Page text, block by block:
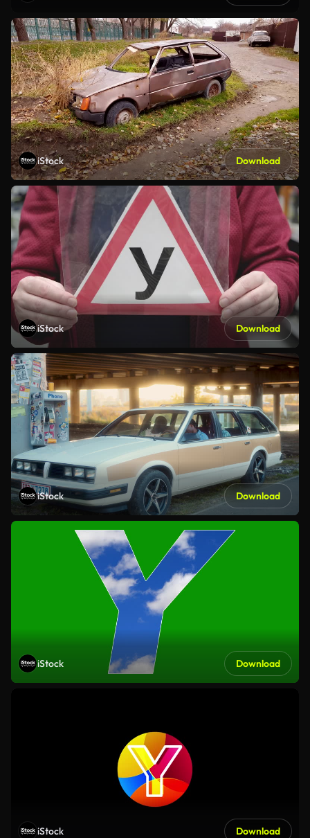
iStock Download
iStock Download
iStock Download
iStock Download
iStock Download